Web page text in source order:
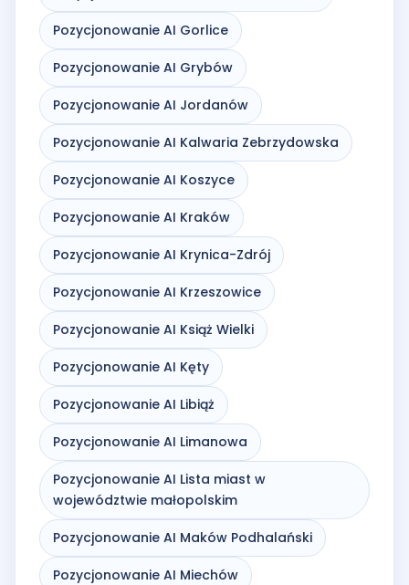
Pozycjonowanie AI Gorlice
Pozycjonowanie AI Grybów
Pozycjonowanie AI Jordanów
Pozycjonowanie AI Kalwaria Zebrzydowska
Pozycjonowanie AI Koszyce
Pozycjonowanie AI Kraków
Pozycjonowanie AI Krynica-Zdrój
Pozycjonowanie AI Krzeszowice
Pozycjonowanie AI Książ Wielki
Pozycjonowanie AI Kęty
Pozycjonowanie AI Libiąż
Pozycjonowanie AI Limanowa
Pozycjonowanie AI Lista miast w
województwie małopolskim
Pozycjonowanie AI Maków Podhalański
Pozycjonowanie AI Miechów